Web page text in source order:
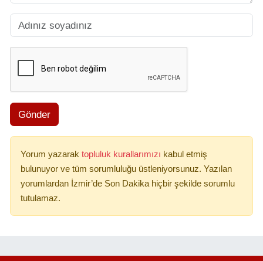
Gönder
Yorum yazarak topluluk kurallarımızı kabul etmiş
bulunuyor ve tüm sorumluluğu üstleniyorsunuz. Yazılan
yorumlardan İzmir’de Son Dakika hiçbir şekilde sorumlu
tutulamaz.